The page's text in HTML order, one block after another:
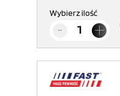
Wybierz ilość